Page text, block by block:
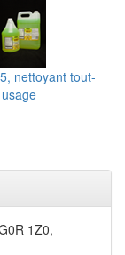
nettoyant tout-
usage
1Z0,